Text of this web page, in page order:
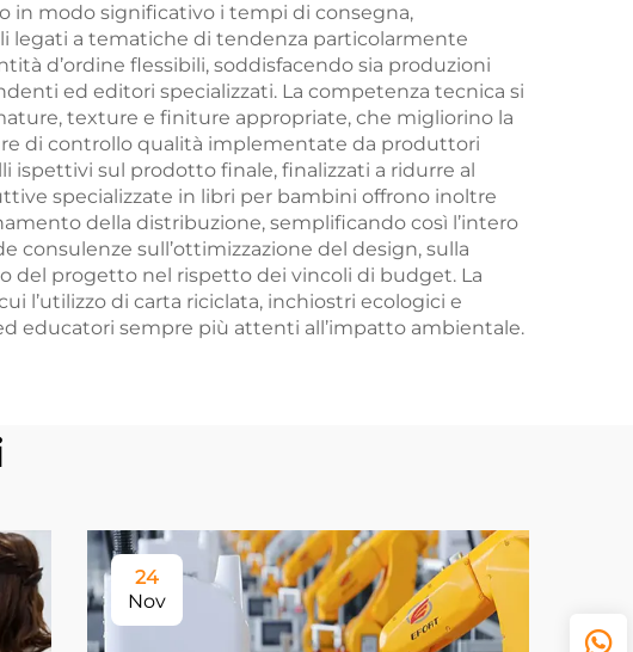
in modo significativo i tempi di consegna,
legati a tematiche di tendenza particolarmente
d’ordine flessibili, soddisfacendo sia produzioni
ed editori specializzati. La competenza tecnica si
texture e finiture appropriate, che migliorino la
di controllo qualità implementate da produttori
sul prodotto finale, finalizzati a ridurre al
specializzate in libri per bambini offrono inoltre
della distribuzione, semplificando così l’intero
consulenze sull’ottimizzazione del design, sulla
del progetto nel rispetto dei vincoli di budget. La
l’utilizzo di carta riciclata, inchiostri ecologici e
educatori sempre più attenti all’impatto ambientale.
24
Nov